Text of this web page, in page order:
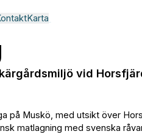
Karta
vid
på Muskö, med utsikt över
matlagning med svenska